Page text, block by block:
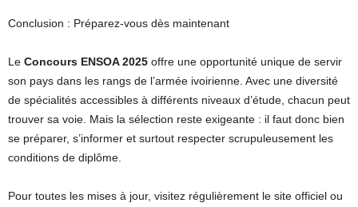
Conclusion : Préparez-vous dès maintenant
Le Concours ENSOA 2025 offre une opportunité unique de servir
son pays dans les rangs de l’armée ivoirienne. Avec une diversité
de spécialités accessibles à différents niveaux d’étude, chacun peut
trouver sa voie. Mais la sélection reste exigeante : il faut donc bien
se préparer, s’informer et surtout respecter scrupuleusement les
conditions de diplôme.
Pour toutes les mises à jour, visitez régulièrement le site officiel ou